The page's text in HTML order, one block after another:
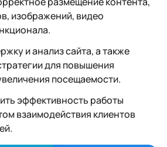
изображений, видео
и анализ сайта, а также
для повышения
посещаемости.
эффективность работы
взаимодействия клиентов